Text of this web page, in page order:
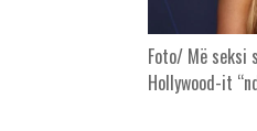
Foto/ Më seksi
Hollywood-it